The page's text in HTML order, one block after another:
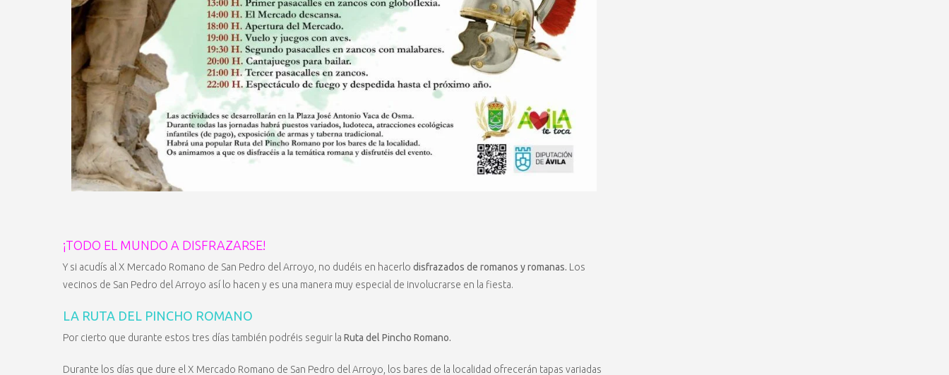
¡TODO EL MUNDO A DISFRAZARSE!
Y si acudís al X Mercado Romano de San Pedro del Arroyo, no dudéis en hacerlo disfrazados de romanos y romanas. Los
vecinos de San Pedro del Arroyo así lo hacen y es una manera muy especial de involucrarse en la fiesta.
LA RUTA DEL PINCHO ROMANO
Por cierto que durante estos tres días también podréis seguir la Ruta del Pincho Romano.
Durante los días que dure el X Mercado Romano de San Pedro del Arroyo, los bares de la localidad ofrecerán tapas variadas